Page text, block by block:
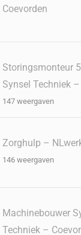
Coevorden
Storingsmonteur
Synsel Techniek
147 weergaven
Zorghulp –
146 weergaven
Machinebouwer
Techniek –